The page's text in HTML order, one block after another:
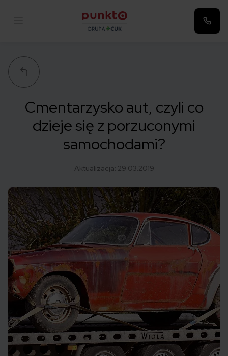
Cmentarzysko aut, czyli co
dzieje się z porzuconymi
samochodami?
Aktualizacja: 29.03.2019